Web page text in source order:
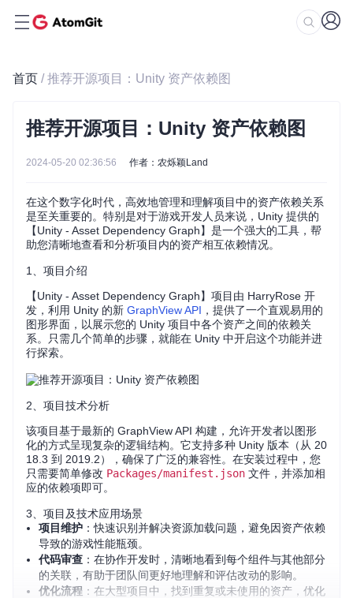
首页 / 推荐开源项目：Unity 资产依赖图
推荐开源项目：Unity 资产依赖图
2024-05-20 02:36:56 作者：农烁颖Land
在这个数字化时代，高效地管理和理解项目中的资产依赖关系
是至关重要的。特别是对于游戏开发人员来说，Unity 提供的
【Unity - Asset Dependency Graph】是一个强大的工具，帮
助您清晰地查看和分析项目内的资产相互依赖情况。
1、项目介绍
【Unity - Asset Dependency Graph】项目由 HarryRose 开
发，利用 Unity 的新 GraphView API ，提供了一个直观易用的
图形界面，以展示您的 Unity 项目中各个资产之间的依赖关
系。只需几个简单的步骤，就能在 Unity 中开启这个功能并进
行探索。
2、项目技术分析
该项目基于最新的 GraphView API 构建，允许开发者以图形
化的方式呈现复杂的逻辑结构。它支持多种 Unity 版本（从 20
18.3 到 2019.2），确保了广泛的兼容性。在安装过程中，您
只需要简单修改 Packages/manifest.json 文件，并添加相
应的依赖项即可。
3、项目及技术应用场景
项目维护 ：快速识别并解决资源加载问题，避免因资产依赖
导致的游戏性能瓶颈。
代码审查 ：在协作开发时，清晰地看到每个组件与其他部分
的关联，有助于团队间更好地理解和评估改动的影响。
优化流程 ：在大型项目中，找到重复或未使用的资产，优化